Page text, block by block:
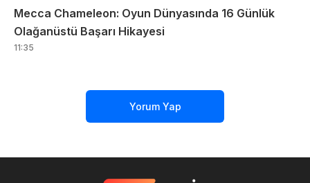
Mecca Chameleon: Oyun Dünyasında 16 Günlük
Olağanüstü Başarı Hikayesi
11:35
Yorum Yap